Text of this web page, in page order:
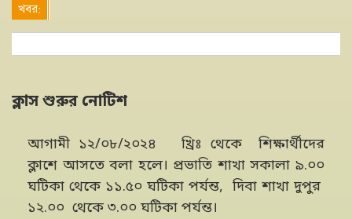
খবর:
ক্লাস শুরুর নোটিশ
আগামী ১২/০৮/২০২৪ খ্রিঃ থেকে শিক্ষার্থীদের
ক্লাশে আসতে বলা হলে। প্রভাতি শাখা সকালা ৯.০০
ঘটিকা থেকে ১১.৫০ ঘটিকা পর্যন্ত, দিবা শাখা দুপুর
১২.০০ থেকে ৩.০০ ঘটিকা পর্যন্ত।